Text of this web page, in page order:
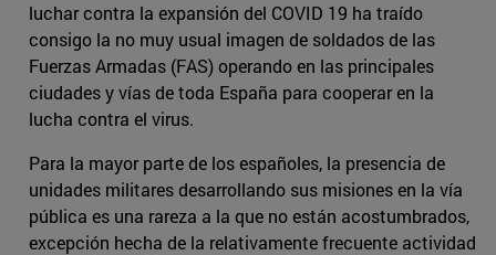
luchar contra la expansión del COVID 19 ha traído
consigo la no muy usual imagen de soldados de las
Fuerzas Armadas (FAS) operando en las principales
ciudades y vías de toda España para cooperar en la
lucha contra el virus.
Para la mayor parte de los españoles, la presencia de
unidades militares desarrollando sus misiones en la vía
pública es una rareza a la que no están acostumbrados,
excepción hecha de la relativamente frecuente actividad